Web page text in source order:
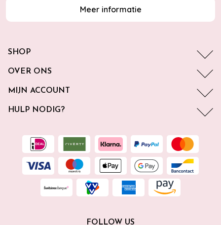
Meer informatie
SHOP
OVER ONS
MIJN ACCOUNT
HULP NODIG?
FOLLOW US